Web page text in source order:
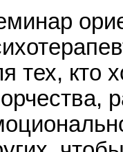
тех, кто